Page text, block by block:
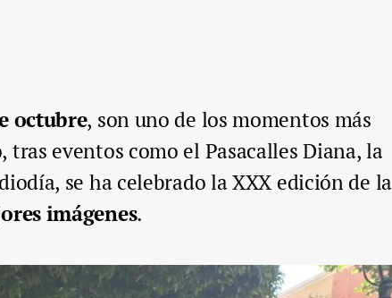
octubre, son uno de los momentos más
eventos como el Pasacalles Diana, la
se ha celebrado la XXX edición de la
imágenes.